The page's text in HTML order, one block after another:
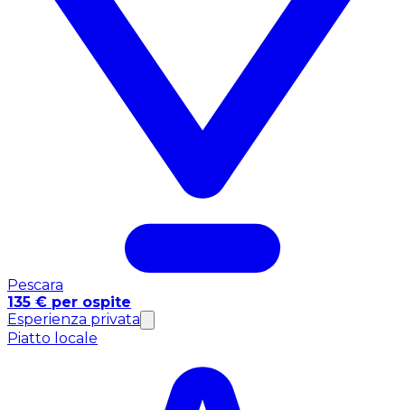
Pescara
135 € per ospite
Esperienza privata
Piatto locale